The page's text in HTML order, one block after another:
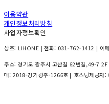
이용약관
개인정보처리방침
사업자정보확인
상호: LIHONE | 전화: 031-762-1412 |
주소: 경기도 광주시 고산길 62번길,49-7
매: 2018-경기광주-1266호 | 호스팅제공자: